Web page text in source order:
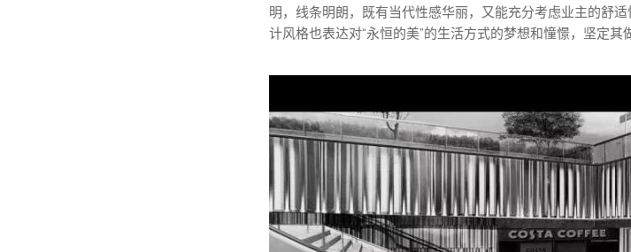
明，线条明朗，既有当代性感华丽，又能充分考虑业主的舒
计风格也表达对“永恒的美”的生活方式的梦想和憧憬，坚定其